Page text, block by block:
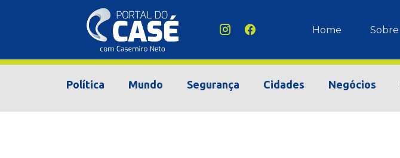
Home Sobre
Política Mundo Segurança Cidades Negócios